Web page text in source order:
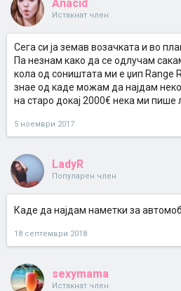
Anacid
Истакнат член
Сега си ја земав возачката и во
Па незнам како да се одлучам
кола од соништата ми е џип Range
знае од каде можам да најдам
на старо докај 2000€ нека ми пише
5 ноември 2017
LadyR
Популарен член
Каде да најдам наметки за
18 септември 2018
sexymama
Истакнат член